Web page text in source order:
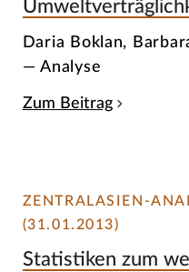
Daria Boklan,
— Analyse
Zum Beitrag
ZENTRALASIEN-
(31.01.2013)
Statistiken zum